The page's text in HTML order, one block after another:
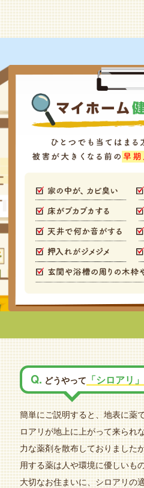
Q. どうやって 「シロアリ」
簡単にご説明すると、地表に薬
ロアリが地上に上がって来られ
力な薬剤を散布しておりました
用する薬は人や環境に優しいも
大切なお住まいに、シロアリの